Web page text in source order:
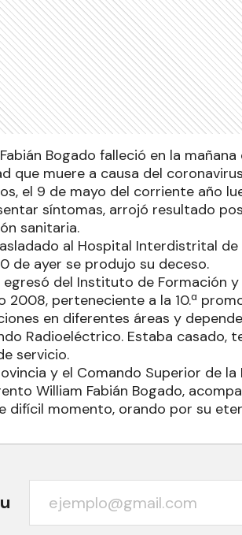
Bogado falleció en la
que muere a causa del
el 9 de mayo del corriente año
síntomas, arrojó resultado
sanitaria.
al Hospital Interdistrital
de ayer se produjo su deceso.
del Instituto de Formación
2008, perteneciente a la 10.ª
en diferentes áreas y
Radioeléctrico. Estaba casado,
servicio.
y el Comando Superior de
William Fabián Bogado,
difícil momento, orando por su